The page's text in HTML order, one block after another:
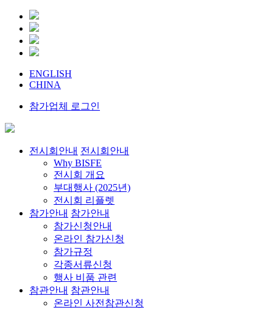
ENGLISH
CHINA
참가업체 로그인
전시회안내 전시회안내
Why BISFE
전시회 개요
부대행사 (2025년)
전시회 리플렛
참가안내 참가안내
참가신청안내
온라인 참가신청
참가규정
각종서류신청
행사 비품 관련
참관안내 참관안내
온라인 사전참관신청